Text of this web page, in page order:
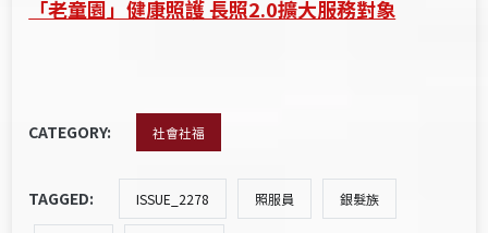
「老童園」健康照護 長照2.0擴大服務對象
CATEGORY: 社會社福
TAGGED: ISSUE_2278 照服員 銀髮族